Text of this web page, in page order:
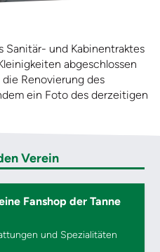
Sanitär- und Kabinentraktes
abgeschlossen
Renovierung des
ein Foto des derzeitigen
Verein
Fanshop der Tanne
und Spezialitäten